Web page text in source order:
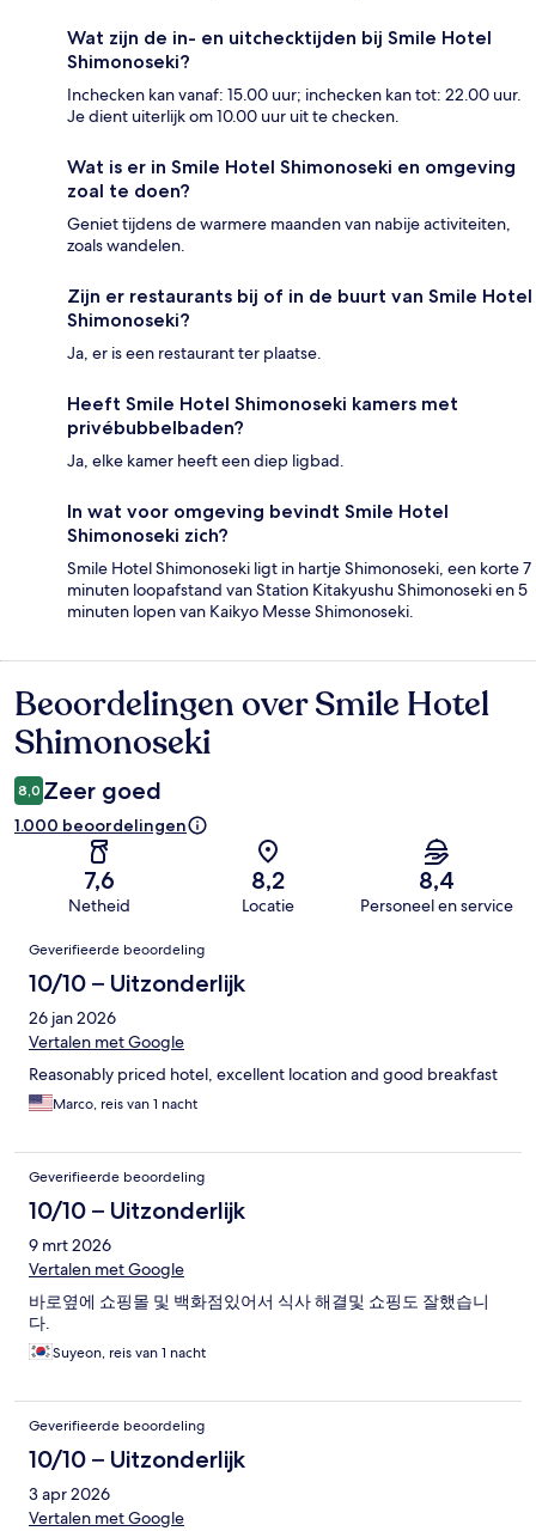
Wat zijn de in- en uitchecktijden bij Smile Hotel
Shimonoseki?
Inchecken kan vanaf: 15.00 uur; inchecken kan tot: 22.00 uur.
Je dient uiterlijk om 10.00 uur uit te checken.
Wat is er in Smile Hotel Shimonoseki en omgeving
zoal te doen?
Geniet tijdens de warmere maanden van nabije activiteiten,
zoals wandelen.
Zijn er restaurants bij of in de buurt van Smile Hotel
Shimonoseki?
Ja, er is een restaurant ter plaatse.
Heeft Smile Hotel Shimonoseki kamers met
privébubbelbaden?
Ja, elke kamer heeft een diep ligbad.
In wat voor omgeving bevindt Smile Hotel
Shimonoseki zich?
Smile Hotel Shimonoseki ligt in hartje Shimonoseki, een korte 7
minuten loopafstand van Station Kitakyushu Shimonoseki en 5
minuten lopen van Kaikyo Messe Shimonoseki.
Beoordelingen
Beoordelingen over Smile Hotel
Shimonoseki
8,0 Zeer goed
1.000 beoordelingen
7,6
Netheid
8,2
Locatie
8,4
Personeel en service
Beoordelingen
Geverifieerde beoordeling
10/10 – Uitzonderlijk
26 jan 2026
Vertalen met Google
Reasonably priced hotel, excellent location and good breakfast
Marco, reis van 1 nacht
Geverifieerde beoordeling
10/10 – Uitzonderlijk
9 mrt 2026
Vertalen met Google
바로옆에 쇼핑몰 및 백화점있어서 식사 해결및 쇼핑도 잘했습니
다.
Suyeon, reis van 1 nacht
Geverifieerde beoordeling
10/10 – Uitzonderlijk
3 apr 2026
Vertalen met Google